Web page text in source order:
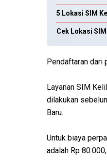
5 Lokasi SIM
Cek Lokasi
Pendaftaran dari
Layanan SIM
dilakukan
Baru.
Untuk biaya
adalah Rp